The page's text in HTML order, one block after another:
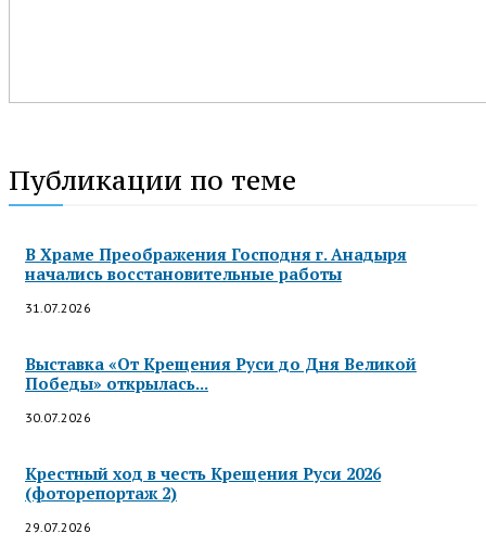
Публикации по теме
В Храме Преображения Господня г. Анадыря
начались восстановительные работы
31.07.2026
Выставка «От Крещения Руси до Дня Великой
Победы» открылась...
30.07.2026
Крестный ход в честь Крещения Руси 2026
(фоторепортаж 2)
29.07.2026